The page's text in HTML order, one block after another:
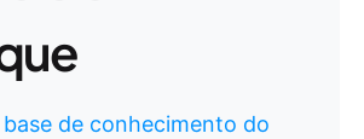
de conhecimento do